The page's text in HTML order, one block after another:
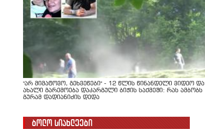
"არ მიმატოვო, გეხვეწები" - 12 წლის წინანდელი ვიდეო და
ახალი გარემოება დაკარგული ბიჭის საქმეში: რას ამბობს
გურამ დადიანიძის დედა
ბოლო სიახლეები